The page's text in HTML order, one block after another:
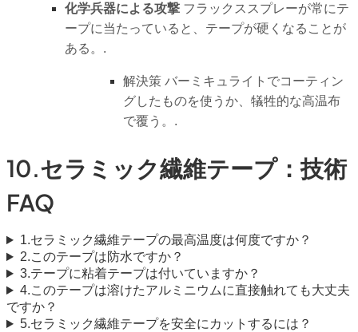
化学兵器による攻撃フラックススプレーが常にテ
ープに当たっていると、テープが硬くなることが
ある。.
解決策バーミキュライトでコーティン
グしたものを使うか、犠牲的な高温布
で覆う。.
10.セラミック繊維テープ：技術
FAQ
1.セラミック繊維テープの最高温度は何度ですか？
2.このテープは防水ですか？
3.テープに粘着テープは付いていますか？
4.このテープは溶けたアルミニウムに直接触れても大丈夫
ですか？
5.セラミック繊維テープを安全にカットするには？